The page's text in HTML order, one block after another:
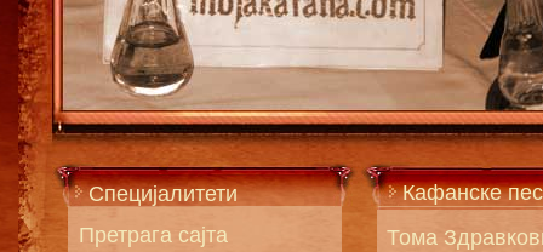
Специјалитети
Претрага сајта
Кафанске
Тома